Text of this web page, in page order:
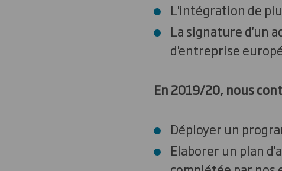
L'intégration de
La signature d'un
d'entreprise
En 2019/20, nous
Déployer un
Elaborer un plan